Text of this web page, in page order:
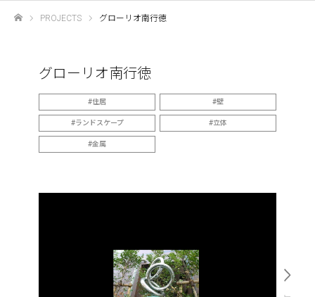
PROJECTS グローリオ南行徳
グローリオ南行徳
住居 壁
ランドスケープ 立体
金属